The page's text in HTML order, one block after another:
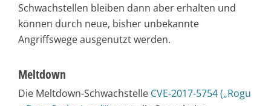
Schwachstellen bleiben dann aber erhalten und
können durch neue, bisher unbekannte
Angriffswege ausgenutzt werden.
Meltdown
Die Meltdown-Schwachstelle CVE-2017-5754 („Rogu